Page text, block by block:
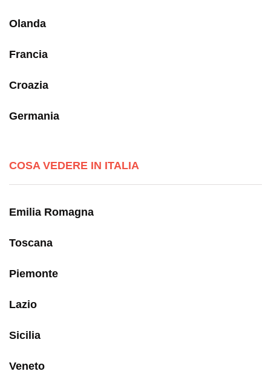
Olanda
Francia
Croazia
Germania
COSA VEDERE IN ITALIA
Emilia Romagna
Toscana
Piemonte
Lazio
Sicilia
Veneto